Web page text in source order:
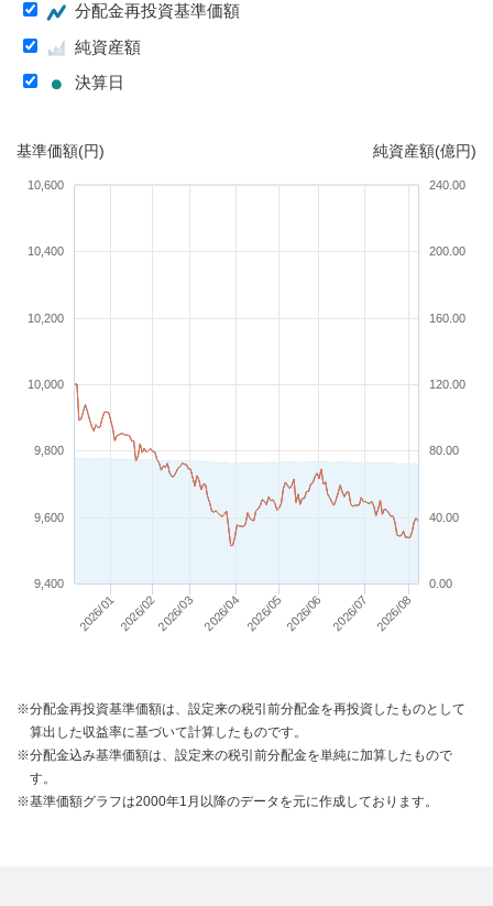
分配金再投資基準価額
純資産額
決算日
基準価額(円) 純資産額(億円)
2026/012026/022026/03 2026/04 2026/052026/06 2026/07 2026/08
9,400
9,600
9,800
10,000
10,200
10,400
10,600
0.00
200.00
40.00
80.00
120.00
160.00
240.00
※分配金再投資基準価額は、設定来の税引前分配金を再投資したものとして
算出した収益率に基づいて計算したものです。
※分配金込み基準価額は、設定来の税引前分配金を単純に加算したもので
す。
※基準価額グラフは2000年1月以降のデータを元に作成しております。